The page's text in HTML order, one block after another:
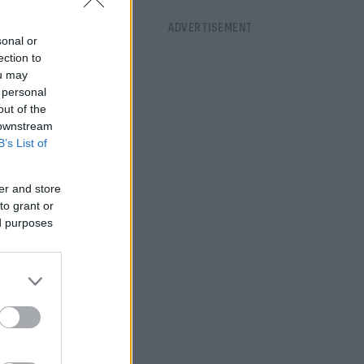
or
to
may
of the
List of
and store
grant or
purposes